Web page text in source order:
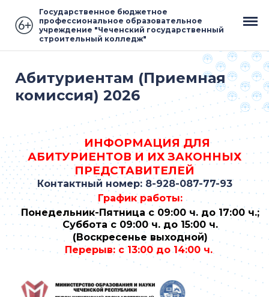
Государственное бюджетное
профессиональное образовательное
учреждение "Чеченский государственный
строительный колледж"
Абитуриентам (Приемная
комиссия) 2026
ИНФОРМАЦИЯ ДЛЯ
АБИТУРИЕНТОВ И ИХ ЗАКОННЫХ
ПРЕДСТАВИТЕЛЕЙ
Контактный номер: 8-928-087-77-93
График работы:
Понедельник-Пятница с 09:00 ч. до 17:00 ч.;
Суббота с 09:00 ч. до 15:00 ч.
(Воскресенье выходной)
Перерыв: с 13:00 до 14:00 ч.